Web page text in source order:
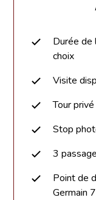
Durée de
choix
Visite
Tour
Stop
3
Point de
Germain